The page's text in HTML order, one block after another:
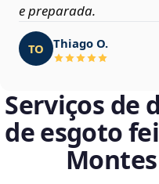
e preparada.
TO Thiago O.
Serviços de
de esgoto
Montes